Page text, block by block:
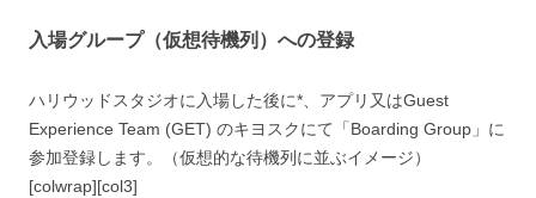
入場グループ（仮想待機列）への登録
ハリウッドスタジオに入場した後に*、アプリ又はGuest
Experience Team (GET) のキヨスクにて「Boarding Group」に
参加登録します。（仮想的な待機列に並ぶイメージ）
[colwrap][col3]